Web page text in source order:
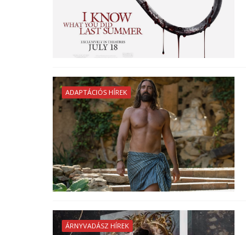
ADAPTÁCIÓS HÍREK
ÁRNYVADÁSZ HÍREK